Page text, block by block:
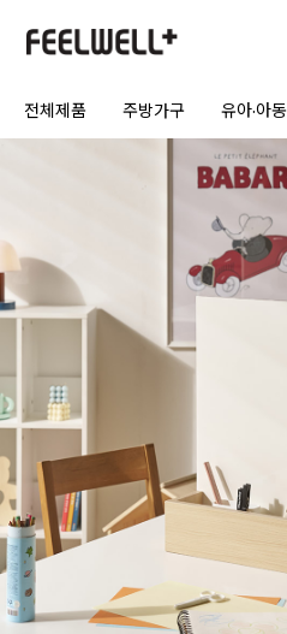
전체제품 주방가구 유아·아